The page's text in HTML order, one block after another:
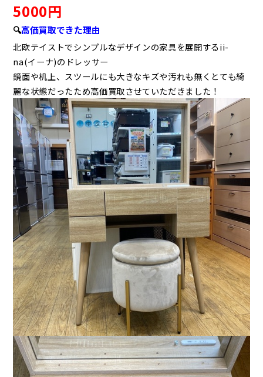
5000円
🔍高価買取できた理由
北欧テイストでシンプルなデザインの家具を展開するii-
na(イーナ)のドレッサー
鏡面や机上、スツールにも大きなキズや汚れも無くとても綺
麗な状態だったため高価買取させていただきました！